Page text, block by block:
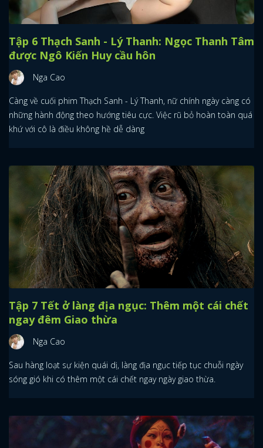
Tập 6 Thạch Sanh - Lý Thanh: Ngọc Thanh Tâm
được Ngô Kiến Huy cầu hôn
Nga Cao
Càng về cuối phim Thạch Sanh - Lý Thanh, nữ chính ngày càng có
những hành động theo hướng tiêu cực. Việc rũ bỏ hoàn toàn quá
khứ với cô là điều không hề dễ dàng
Tập 7 Tết ở làng địa ngục: Thêm một cái chết
ngay đêm Giao thừa
Nga Cao
Sau hàng loạt sự kiện quái dị, làng địa ngục tiếp tục chuỗi ngày
sóng gió khi có thêm một cái chết ngay ngày giao thừa.